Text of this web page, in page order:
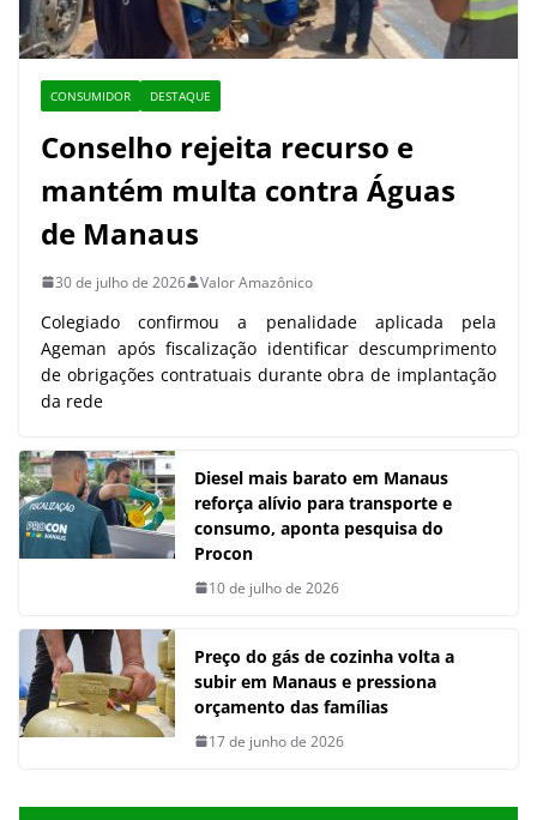
CONSUMIDOR DESTAQUE
Conselho rejeita recurso e
mantém multa contra Águas
de Manaus
30 de julho de 2026 Valor Amazônico
Colegiado confirmou a penalidade aplicada pela
Ageman após fiscalização identificar descumprimento
de obrigações contratuais durante obra de implantação
da rede
Diesel mais barato em Manaus
reforça alívio para transporte e
consumo, aponta pesquisa do
Procon
10 de julho de 2026
Preço do gás de cozinha volta a
subir em Manaus e pressiona
orçamento das famílias
17 de junho de 2026